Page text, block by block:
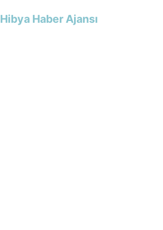
Hibya Haber Ajansı